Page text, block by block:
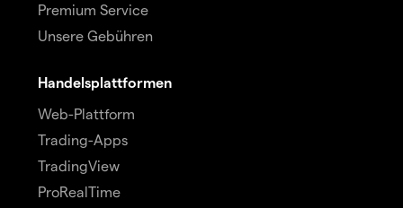
Premium Service
Unsere Gebühren
Handelsplattformen
Web-Plattform
Trading-Apps
TradingView
ProRealTime